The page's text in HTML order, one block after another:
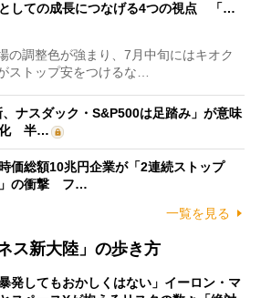
しての成長につなげる4つの視点 「…
調整色が強まり、7月中旬にはキオク
ストップ安をつけるな…
、ナスダック・S&P500は足踏み」が意味
化 半…
価総額10兆円企業が「2連続ストップ
」の衝撃 フ…
一覧を見る
ス新大陸」の歩き方
暴発してもおかしくはない」イーロン・マ